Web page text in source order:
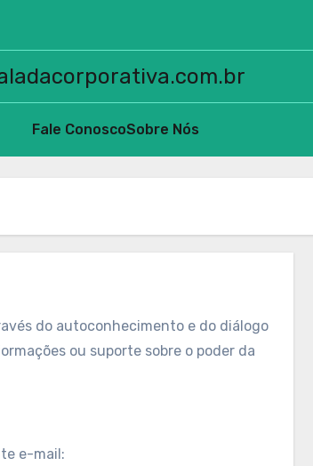
Fale ConoscoSobre Nós
do autoconhecimento e do diálogo
ou suporte sobre o poder da
e-mail: